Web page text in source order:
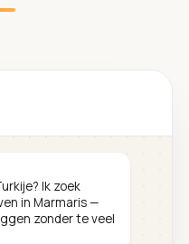
Ik zoek
in Marmaris —
zonder te veel